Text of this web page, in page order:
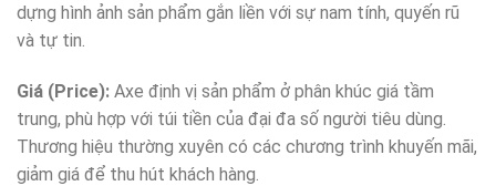
dựng hình ảnh sản phẩm gắn liền với sự nam tính, quyến rũ
và tự tin.
Giá (Price): Axe định vị sản phẩm ở phân khúc giá tầm
trung, phù hợp với túi tiền của đại đa số người tiêu dùng.
Thương hiệu thường xuyên có các chương trình khuyến mãi,
giảm giá để thu hút khách hàng.